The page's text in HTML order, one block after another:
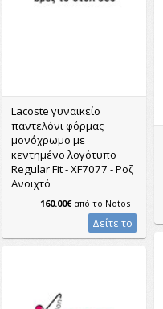
Lacoste γυναικείο
παντελόνι φόρμας
μονόχρωμο με
κεντημένο λογότυπο
Regular Fit - XF7077 - Ροζ
Ανοιχτό
160.00€από το Notos
Δείτε το